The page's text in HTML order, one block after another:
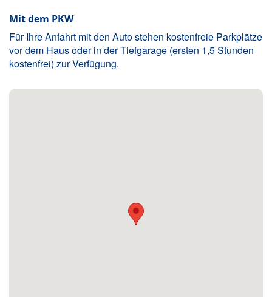
Mit dem PKW
Für Ihre Anfahrt mit den Auto stehen kostenfreie Parkplätze
vor dem Haus oder in der Tiefgarage (ersten 1,5 Stunden
kostenfrei) zur Verfügung.